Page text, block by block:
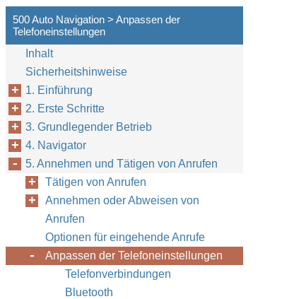
500 Auto Navigation > Anpassen der
Telefoneinstellungen
Inhalt
Sicherheitshinweise
1. Einführung
2. Erste Schritte
3. Grundlegender Betrieb
4. Navigator
5. Annehmen und Tätigen von Anrufen
Tätigen von Anrufen
Annehmen oder Abweisen von
Anrufen
Optionen für eingehende Anrufe
Anpassen der Telefoneinstellungen
Telefonverbindungen
Bluetooth